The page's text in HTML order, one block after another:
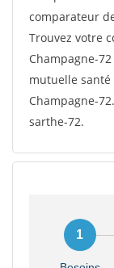
comparateur
Trouvez votre
Champagne-
mutuelle santé
Champagne-
sarthe-72.